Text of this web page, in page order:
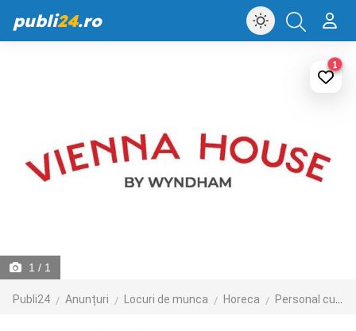
publi24.ro
1 / 1
Publi24 Anunțuri Locuri de munca Horeca Personal curatenie si cameristi
1